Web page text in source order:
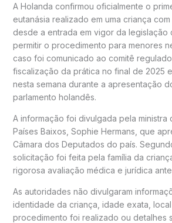
A Holanda confirmou oficialmente o
eutanásia realizado em uma criança
desde a entrada em vigor da legislação
permitir o procedimento para menores
caso foi comunicado ao comitê
fiscalização da prática no final de 2025
nesta semana durante a apresentação
parlamento holandês.
A informação foi divulgada pela ministra
Países Baixos, Sophie Hermans, que
Câmara dos Deputados do país.
solicitação foi feita pela família da
rigorosa avaliação médica e jurídica
As autoridades não divulgaram
identidade da criança, idade exata,
procedimento foi realizado ou detalhes